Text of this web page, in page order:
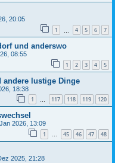
20:05
1 4 5 6 7
und anderswo
08:55
1 2 3 4 5
andere lustige Dinge
18:38
1 117 118 119 120
2026, 13:09
1 … 45 46 47 48
2025, 21:28